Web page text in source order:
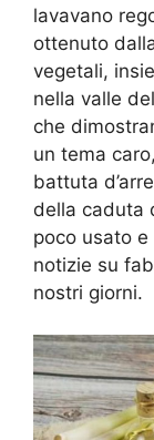
lavavano
ottenuto
vegetali,
nella valle del
che
un tema
battuta
della caduta
poco usato e
notizie su
nostri giorni.